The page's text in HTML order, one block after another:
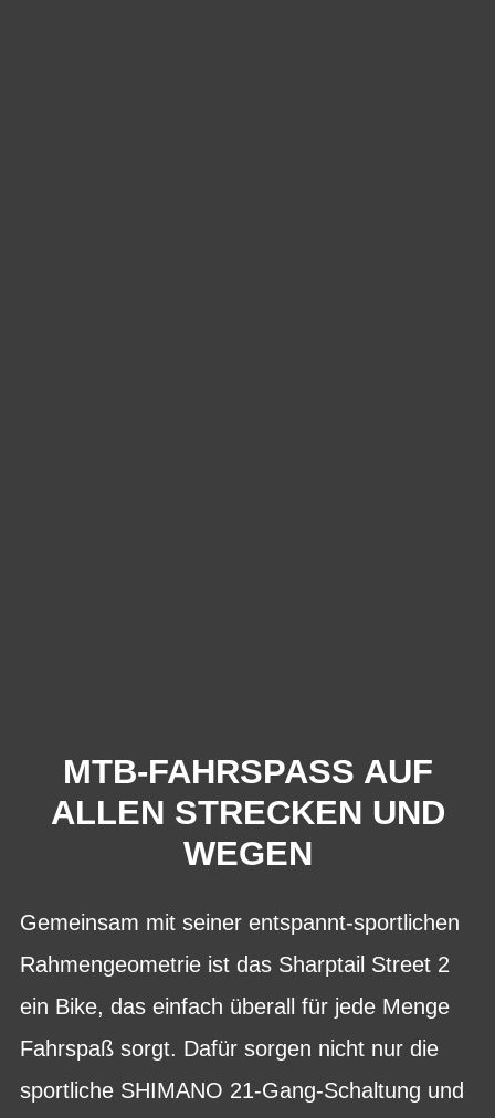
MTB-FAHRSPASS AUF
ALLEN STRECKEN UND
WEGEN
Gemeinsam mit seiner entspannt-sportlichen
Rahmengeometrie ist das Sharptail Street 2
ein Bike, das einfach überall für jede Menge
Fahrspaß sorgt. Dafür sorgen nicht nur die
sportliche SHIMANO 21-Gang-Schaltung und